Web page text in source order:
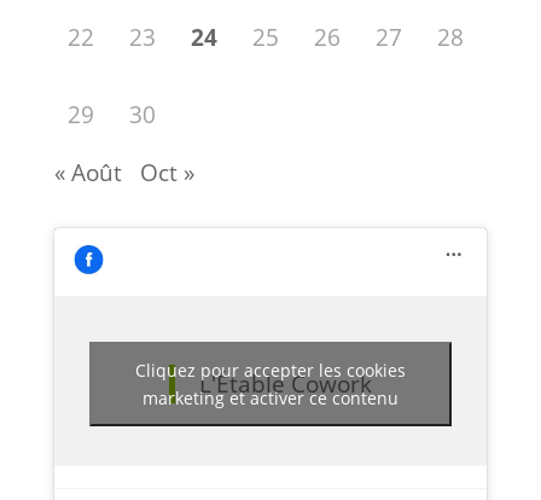
22 23 24 25 26 27 28
29
30
« Août
Oct »
L'Étable Cowork
Cliquez pour accepter les cookies
marketing et activer ce contenu